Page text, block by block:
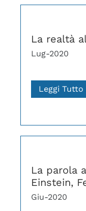
La realtà
Lug-2020
Leggi
La parola
Einstein,
Giu-2020